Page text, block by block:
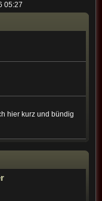
05:27
hier kurz und bündig